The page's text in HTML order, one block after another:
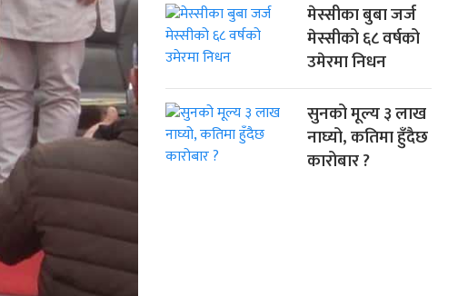
मेस्सीका बुबा जर्ज
मेस्सीको ६८ वर्षको
उमेरमा निधन
सुनको मूल्य ३ लाख
नाघ्यो, कतिमा हुँदैछ
कारोबार ?